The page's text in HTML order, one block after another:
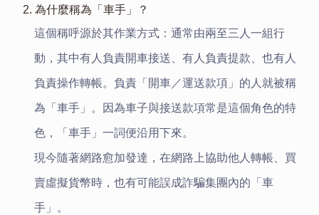
2. 為什麼稱為「車手」？
這個稱呼源於其作業方式：通常由兩至三人一組行
動，其中有人負責開車接送、有人負責提款、也有人
負責操作轉帳。負責「開車／運送款項」的人就被稱
為「車手」。因為車子與接送款項常是這個角色的特
色，「車手」一詞便沿用下來。
現今隨著網路愈加發達，在網路上協助他人轉帳、買
賣虛擬貨幣時，也有可能誤成詐騙集團內的「車
手」。